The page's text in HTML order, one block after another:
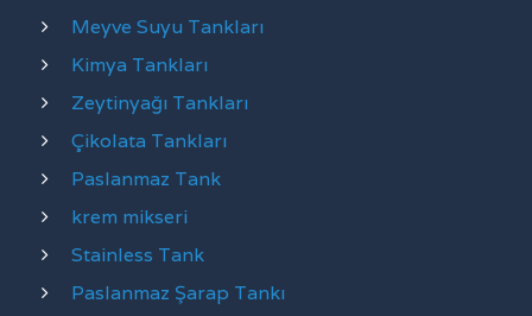
Meyve Suyu Tankları
Kimya Tankları
Zeytinyağı Tankları
Çikolata Tankları
Paslanmaz Tank
krem mikseri
Stainless Tank
Paslanmaz Şarap Tankı